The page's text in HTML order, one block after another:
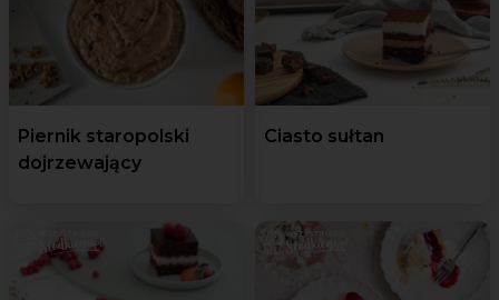
Piernik staropolski
dojrzewający
Ciasto sułtan